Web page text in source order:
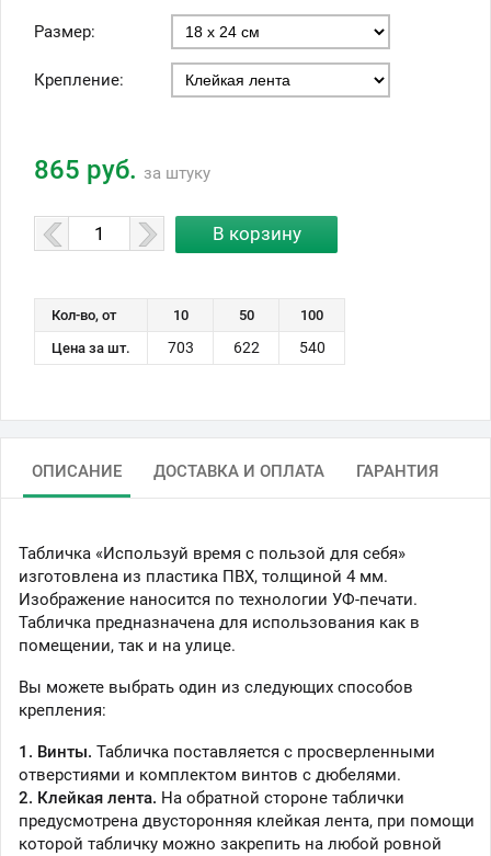
Размер:
Крепление:
865 руб. за штуку
Кол-во, от 10 50
100
Цена за шт.
703 622 540
ОПИСАНИЕ ДОСТАВКА И ОПЛАТА ГАРАНТИЯ
Табличка «Используй время с пользой для себя»
изготовлена из пластика ПВХ, толщиной 4 мм.
Изображение наносится по технологии УФ-печати.
Табличка предназначена для использования как в
помещении, так и на улице.
Вы можете выбрать один из следующих способов
крепления:
1. Винты. Табличка поставляется с просверленными
отверстиями и комплектом винтов с дюбелями.
2. Клейкая лента. На обратной стороне таблички
предусмотрена двусторонняя клейкая лента, при помощи
которой табличку можно закрепить на любой ровной